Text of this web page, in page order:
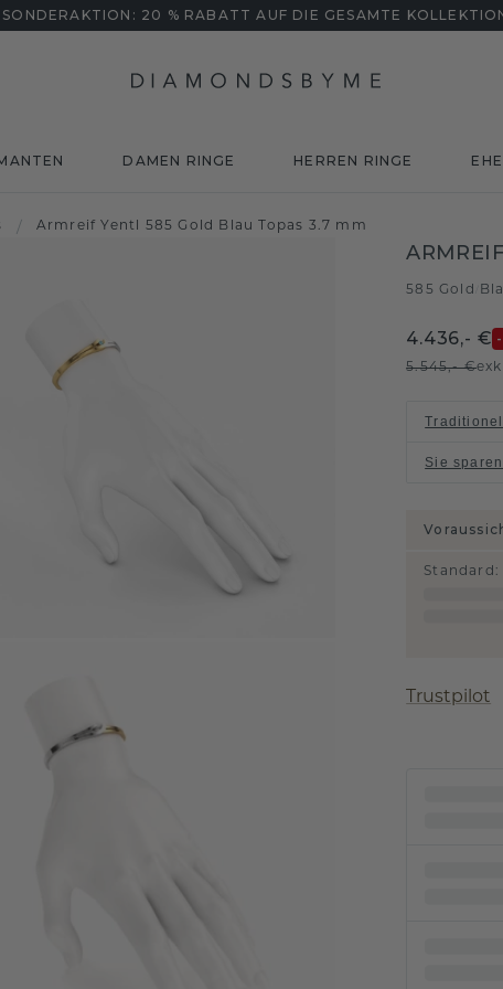
SONDERAKTION: 20 % RABATT AUF DIE GESAMTE
DAMEN RINGE HERREN RINGE
/ Armreif Yentl 585 Gold Blau Topas 3.7 mm
585 Gold
4.436,- €
5.545,- €
Sie sparen
Standard :
Trustpilot